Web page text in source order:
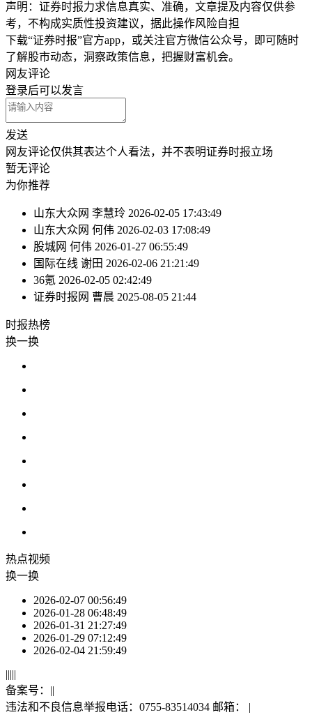
声明：证券时报力求信息真实、准确，文章提及内容仅供参
考，不构成实质性投资建议，据此操作风险自担
下载“证券时报”官方app，或关注官方微信公众号，即可随时
了解股市动态，洞察政策信息，把握财富机会。
网友评论
登录后可以发言
发送
网友评论仅供其表达个人看法，并不表明证券时报立场
暂无评论
为你推荐
山东大众网 李慧玲 2026-02-05 17:43:49
山东大众网 何伟 2026-02-03 17:08:49
股城网 何伟 2026-01-27 06:55:49
国际在线 谢田 2026-02-06 21:21:49
36氪 2026-02-05 02:42:49
证券时报网 曹晨 2025-08-05 21:44
时报热榜
换一换
热点视频
换一换
2026-02-07 00:56:49
2026-01-28 06:48:49
2026-01-31 21:27:49
2026-01-29 07:12:49
2026-02-04 21:59:49
|||||
备案号： ||
违法和不良信息举报电话：0755-83514034 邮箱： |